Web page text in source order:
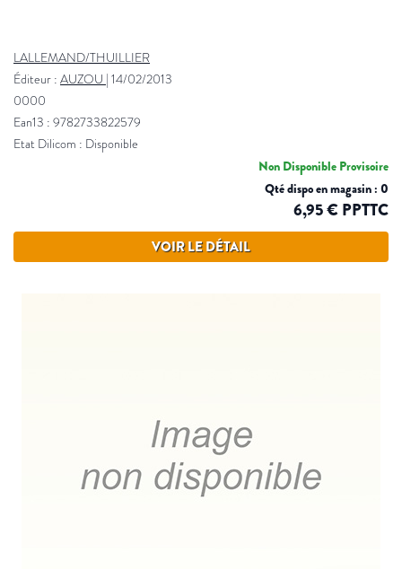
LALLEMAND/THUILLIER
Éditeur : AUZOU | 14/02/2013
0000
Ean13 : 9782733822579
Etat Dilicom : Disponible
Non Disponible Provisoire
Qté dispo en magasin : 0
6,95 € PPTTC
VOIR LE DÉTAIL